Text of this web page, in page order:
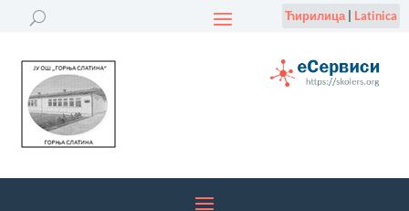
Ћирилица| Latinica